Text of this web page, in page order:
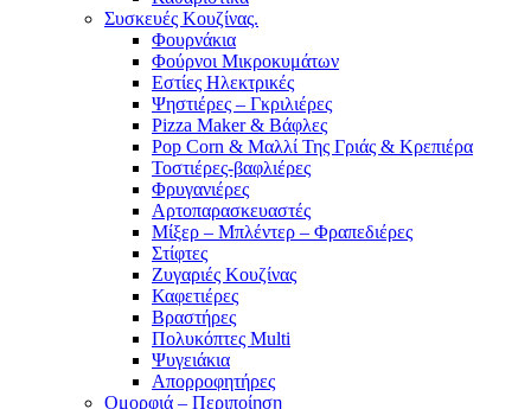
Συσκευές Κουζίνας.
Φουρνάκια
Φούρνοι Μικροκυμάτων
Εστίες Ηλεκτρικές
Ψηστιέρες – Γκριλιέρες
Pizza Maker & Βάφλες
Pop Corn & Μαλλί Της Γριάς & Κρεπιέρα
Τοστιέρες-βαφλιέρες
Φρυγανιέρες
Αρτοπαρασκευαστές
Μίξερ – Μπλέντερ – Φραπεδιέρες
Στίφτες
Ζυγαριές Κουζίνας
Καφετιέρες
Βραστήρες
Πολυκόπτες Multi
Ψυγειάκια
Απορροφητήρες
Ομορφιά – Περιποίηση